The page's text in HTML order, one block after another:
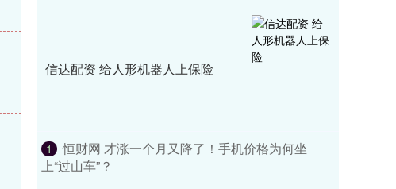
信达配资 给人形机器人上保险
1
恒财网 才涨一个月又降了！手机价格为何坐
上“过山车”？